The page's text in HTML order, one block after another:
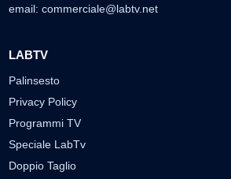
email: commerciale@labtv.net
LABTV
Palinsesto
Privacy Policy
Programmi TV
Speciale LabTv
Doppio Taglio